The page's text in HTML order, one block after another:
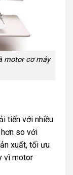
motor cơ máy
tiến với nhiều
so với
xuất, tối ưu
vì motor